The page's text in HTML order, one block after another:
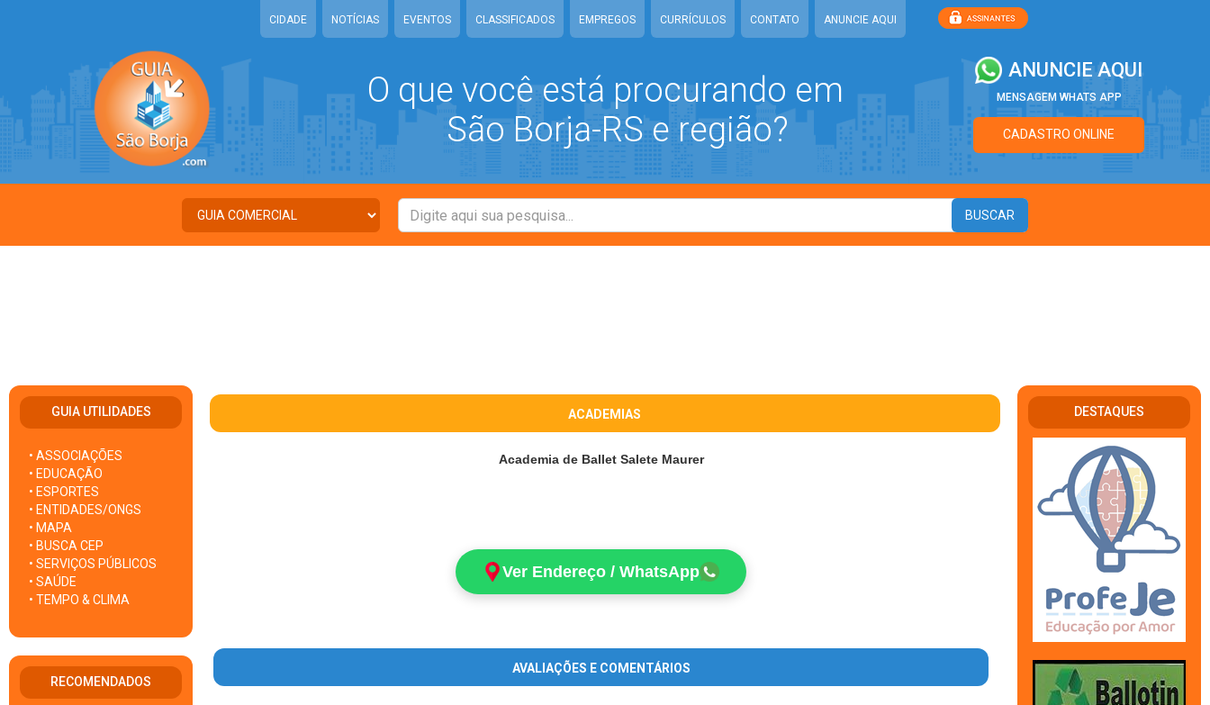
CIDADE NOTÍCIAS EVENTOS CLASSIFICADOS EMPREGOS CURRÍCULOS CONTATO ANUNCIE AQUI
O que você está procurando em
São Borja-RS e região?
ANUNCIE AQUI
MENSAGEM WHATS APP
CADASTRO ONLINE
GUIA UTILIDADES
• ASSOCIAÇÕES
• EDUCAÇÃO
• ESPORTES
• ENTIDADES/ONGS
• MAPA
• BUSCA CEP
• SERVIÇOS PÚBLICOS
• SAÚDE
• TEMPO & CLIMA
RECOMENDADOS
ACADEMIAS
Academia de Ballet Salete Maurer
Ver Endereço / WhatsApp
AVALIAÇÕES E COMENTÁRIOS
DESTAQUES